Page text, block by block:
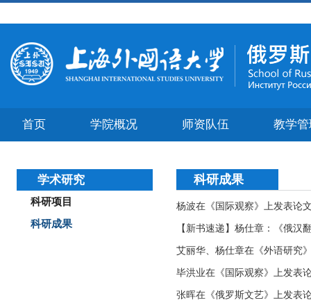
首页 学院概况 师资队伍 教学
学术研究
科研项目
科研成果
科研成果
杨波在《国际观察》上发表论
【新书速递】杨仕章：《俄汉
艾丽华、杨仕章在《外语研究
毕洪业在《国际观察》上发表
张晖在《俄罗斯文艺》上发